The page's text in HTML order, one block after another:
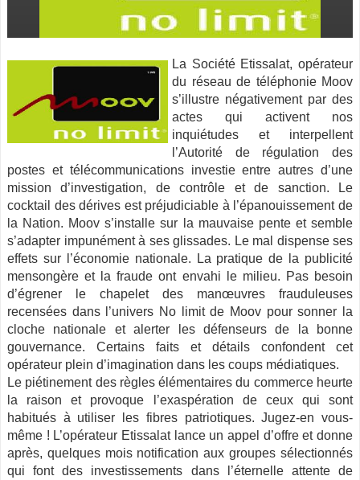
La Société Etissalat, opérateur
du réseau de téléphonie Moov
s’illustre négativement par des
actes qui activent nos
inquiétudes et interpellent
l’Autorité de régulation des
postes et télécommunications investie entre autres d’une
mission d’investigation, de contrôle et de sanction.
Le
cocktail des dérives est préjudiciable à l’épanouissement de
la Nation. Moov s’installe sur la mauvaise pente et semble
s’adapter impunément à ses glissades. Le mal dispense ses
effets sur l’économie nationale. La pratique de la publicité
mensongère et la fraude ont envahi le milieu. Pas besoin
d’égrener le chapelet des manœuvres frauduleuses
recensées dans l’univers No limit de Moov pour sonner la
cloche nationale et alerter les défenseurs de la bonne
gouvernance. Certains faits et détails confondent cet
opérateur plein d’imagination dans les coups médiatiques.
Le piétinement des règles élémentaires du commerce heurte
la raison et provoque l’exaspération de ceux qui sont
habitués à utiliser les fibres patriotiques. Jugez-en vous-
même ! L’opérateur Etissalat lance un appel d’offre et donne
après, quelques mois notification aux groupes sélectionnés
qui font des investissements dans l’éternelle attente de